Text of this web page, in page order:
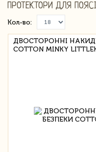
ПРОТЕКТОРИ ДЛЯ
Кол-во:
ДВОСТОРОННІ
COTTON MINKY